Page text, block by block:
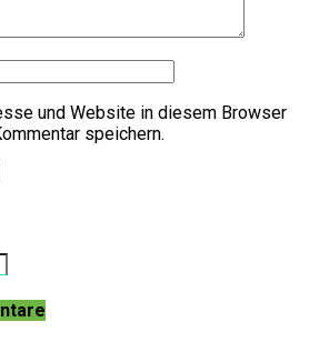
und Website in diesem Browser
speichern.